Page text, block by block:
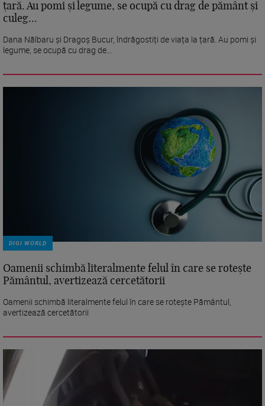
țară. Au pomi și legume, se ocupă cu drag de pământ și
culeg...
Dana Nălbaru și Dragoș Bucur, îndrăgostiți de viața la țară. Au pomi și
legume, se ocupă cu drag de...
DIGI WORLD
Oamenii schimbă literalmente felul în care se rotește
Pământul, avertizează cercetătorii
Oamenii schimbă literalmente felul în care se rotește Pământul,
avertizează cercetătorii